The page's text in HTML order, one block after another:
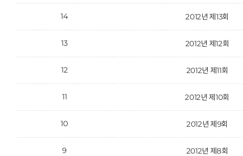
14 2012년 제13회
13 2012년 제12회
12 2012년 제11회
11 2012년 제10회
10 2012년 제9회
9 2012년 제8회